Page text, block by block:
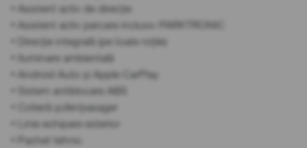
• Asistent activ de direcție
• Asistent activ parcare inclusiv PARKTRONIC
• Direcție integrală (pe toate roțile)
• Iluminare ambientală
• Android Auto și Apple CarPlay
• Sistem antiblocare ABS
• Cotieră șofer/pasager
• Linie echipare exterior
• Pachet tehnic